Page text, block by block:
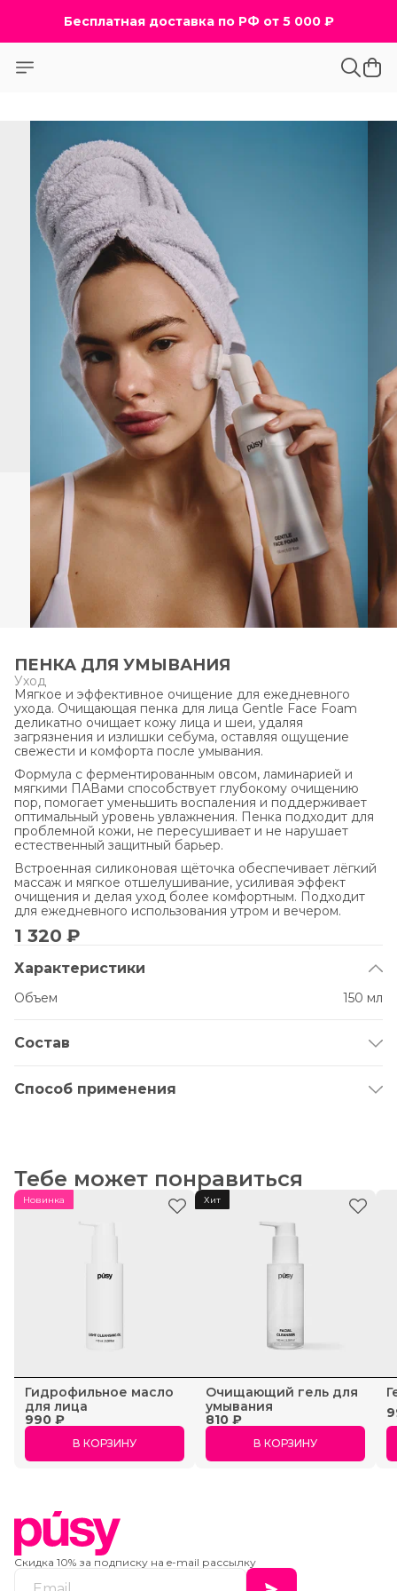
Бесплатная доставка по РФ от 5 000 ₽
ПЕНКА ДЛЯ УМЫВАНИЯ
Уход
Мягкое и эффективное очищение для ежедневного
ухода. Очищающая пенка для лица Gentle Face Foam
деликатно очищает кожу лица и шеи, удаляя
загрязнения и излишки себума, оставляя ощущение
свежести и комфорта после умывания.
Формула с ферментированным овсом, ламинарией и
мягкими ПАВами способствует глубокому очищению
пор, помогает уменьшить воспаления и поддерживает
оптимальный уровень увлажнения. Пенка подходит для
проблемной кожи, не пересушивает и не нарушает
естественный защитный барьер.
Встроенная силиконовая щёточка обеспечивает лёгкий
массаж и мягкое отшелушивание, усиливая эффект
очищения и делая уход более комфортным. Подходит
для ежедневного использования утром и вечером.
1 320 ₽
Характеристики
Объем 150 мл
Состав
Cocamidopropyl Betaine, Decyl Glucoside, PEG-7 Glyceryl
Cocoate, Coco-Glucoside, Glyceryl Oleate, Avena Sativa
Citric Acid, Sodium Benzoate, Potassium Sorbate, Sodium
Chloride, Disodium EDTA.
Способ применения
Тебе может понравиться
Новинка
Гидрофильное масло
для лица
990 ₽
В КОРЗИНУ
Хит
Очищающий гель для
умывания
810 ₽
В КОРЗИНУ
Скидка 10% за подписку на e-mail рассылку